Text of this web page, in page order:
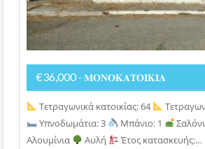
€36,000 - 𝚳𝚶𝚴𝚶𝚱𝚨𝚻𝚶𝚰𝚱𝚰𝚨
Τετραγωνικά κατοικίας: 64
Υπνοδωμάτια: 3
Μπάνιο: 1 Σαλόνι
Αλουμίνια
Αυλή Έτος κατασκευής:…